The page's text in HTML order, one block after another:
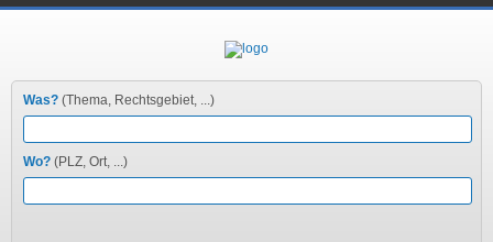
Was? (Thema, Rechtsgebiet, ...)
Wo? (PLZ, Ort, ...)